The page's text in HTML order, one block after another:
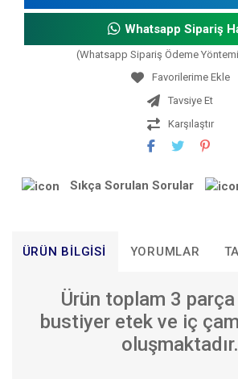
Whatsapp Sipariş
(Whatsapp Sipariş Ödeme
Tavsiye Et
Karşılaştır
Sıkça Sorulan Sorular
ÜRÜN BILGISI YORUMLAR
Ürün toplam 3
bustiyer etek ve iç
oluşmaktadır.